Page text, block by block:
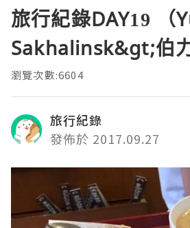
旅行紀錄DAY19 （
Sakhalinsk&gt;伯力
瀏覽次數:6604
旅行紀錄
發佈於 2017.09.27